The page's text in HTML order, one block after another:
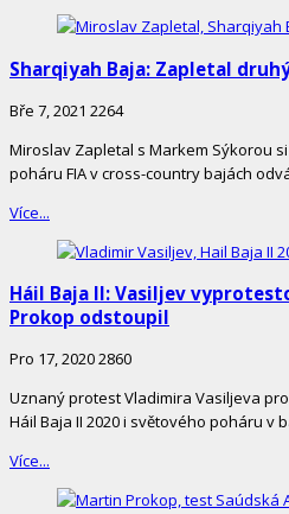
Sharqiyah Baja: Zapletal
Bře 7, 2021 2264
Miroslav Zapletal s Markem Sýkorou
poháru FIA v cross-country bajách
Více...
Háil Baja II: Vasiljev
Prokop odstoupil
Pro 17, 20202860
Uznaný protest Vladimira Vasiljeva
Háil Baja II 2020 i světového poháru v
Více...